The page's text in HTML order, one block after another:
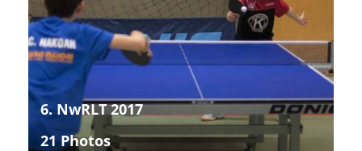
6. NwRLT 2017
21 Photos